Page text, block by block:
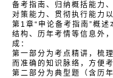
备考指南、归纳概括能力
对策能力、贯彻执行能力
第1章“申论备考指南”概述
结构、历年考情等信息外
成：
第一部分为考点精讲，梳
而准确的知识脉络，方便
第二部分为典型题（含历